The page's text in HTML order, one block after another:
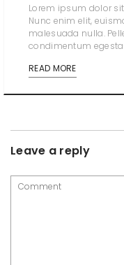
Lorem ipsum dolor
Nunc enim elit,
malesuada nulla.
condimentum
READ MORE
Leave a reply